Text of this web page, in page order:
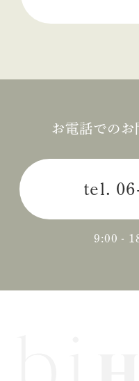
2024年10月 (1)
2024年06月 (1)
2024年04月 (3)
2024年03月 (2)
2023年12月 (1)
お電話でのお
tel.
9:00 -